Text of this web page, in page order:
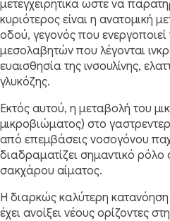
μετεγχειρητικά ώστε να
κυριότερος είναι η ανατομική
οδού, γεγονός που
μεσολαβητών που λέγονται
ευαισθησία της ινσουλίνης,
γλυκόζης.
Εκτός αυτού, η μεταβολή του
μικροβιώματος) στο
από επεμβάσεις νοσογόνου
διαδραματίζει σημαντικό
σακχάρου αίματος.
Η διαρκώς καλύτερη
έχει ανοίξει νέους ορίζοντες